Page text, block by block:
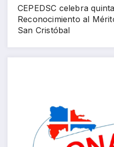
CEPEDSC celebra
Reconocimiento al
San Cristóbal